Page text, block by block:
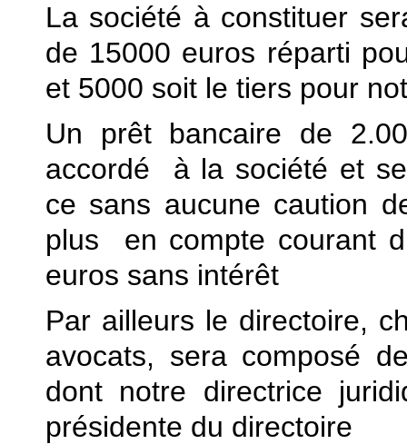
La société à constituer
de 15000 euros réparti
et 5000 soit le tiers pour
Un prêt bancaire de
accordé à la société et
ce sans aucune caution
plus en compte courant
euros sans intérêt
Par ailleurs le directoire,
avocats, sera composé
dont notre directrice
présidente du directoire